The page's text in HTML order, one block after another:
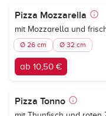
Pizza Mozzarella
mit Mozzarella und
Ø 26 cm Ø 32 cm
ab 10,50 €
Pizza Tonno